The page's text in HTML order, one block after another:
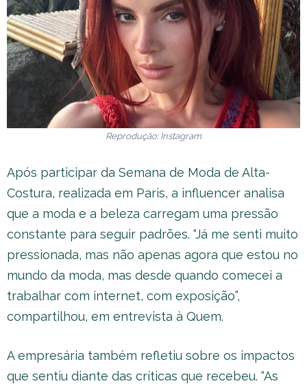
Reprodução: Instagram
Após participar da Semana de Moda de Alta-
Costura, realizada em Paris, a influencer analisa
que a moda e a beleza carregam uma pressão
constante para seguir padrões. “Já me senti muito
pressionada, mas não apenas agora que estou no
mundo da moda, mas desde quando comecei a
trabalhar com internet, com exposição”,
compartilhou, em entrevista à Quem.
A empresária também refletiu sobre os impactos
que sentiu diante das críticas que recebeu. “As